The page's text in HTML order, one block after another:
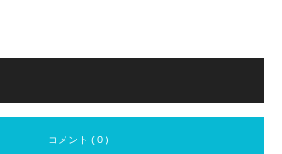
コメント ( 0 )